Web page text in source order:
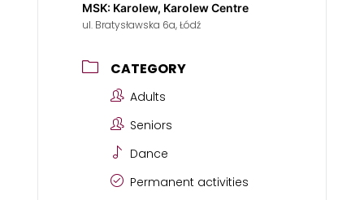
MSK: Karolew, Karolew Centre
ul. Bratysławska 6a, Łódź
CATEGORY
Adults
Seniors
Dance
Permanent activities